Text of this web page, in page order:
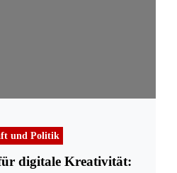
und Politik
digitale Kreativität: